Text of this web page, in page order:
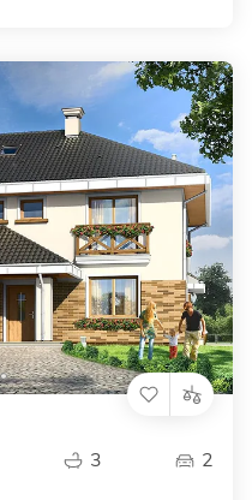
3 2